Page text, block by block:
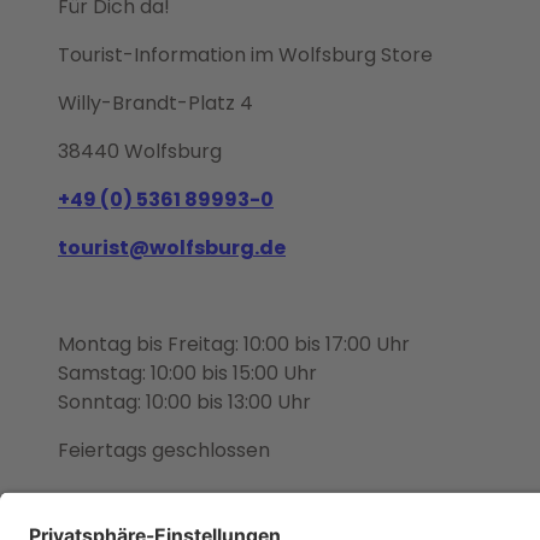
Für Dich da!
Tourist-Information im Wolfsburg Store
Willy-Brandt-Platz 4
38440 Wolfsburg
+49 (0) 5361 89993-0
tourist@wolfsburg.de
Montag bis Freitag: 10:00 bis 17:00 Uhr
Samstag: 10:00 bis 15:00 Uhr
Sonntag: 10:00 bis 13:00 Uhr
Feiertags geschlossen